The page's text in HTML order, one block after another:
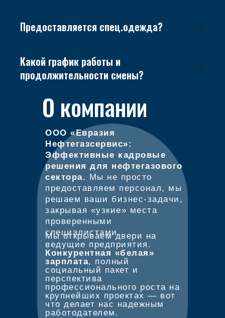
Предоставляется спец.одежда?
Какой график работы и
продолжительности смены?
О компании
ООО «Евразия
Нефтегазсервис»:
Эффективные кадровые
решения для нефтегазового
сектора. Мы не просто
предоставляем персонал, мы
решаем ваши бизнес-задачи,
закрывая «узкие» места
проверенными
специалистами.
Мы открываем двери на
ведущие предприятия.
Конкурентная «белая»
зарплата, полный
социальный пакет и
перспектива
профессионального роста на
крупнейших проектах — вот
что делает нас надежным
работодателем.